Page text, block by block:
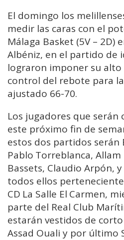
El domingo los
medir las caras con el
Málaga Basket (5V – 2D)
Albéniz, en el partido de
lograron imponer su alto
control del rebote para
ajustado 66-70.
Los jugadores que serán
este próximo fin de
estos dos partidos serán
Pablo Torreblanca, Allam
Bassets, Claudio Arpón,
todos ellos
CD La Salle El Carmen,
parte del Real Club
estarán vestidos de
Assad Ouali y por último